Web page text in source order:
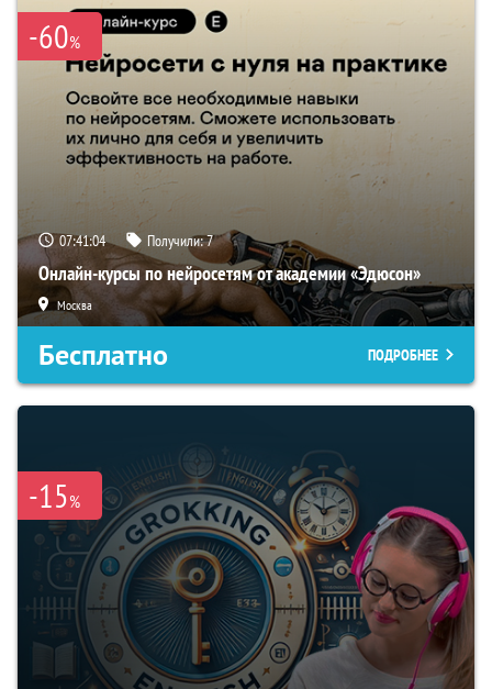
-60%
07:41:03 Получили:7
Онлайн-курсы по нейросетям от академии «Эдюсон»
Москва
Бесплатно ПОДРОБНЕЕ
-15%